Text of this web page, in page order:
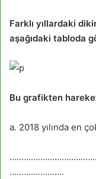
Farklı yıllardaki
aşağıdaki tabloda
Bu grafikten
a. 2018 yılında en
…………………..